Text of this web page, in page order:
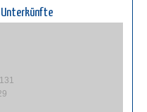
Unterkünfte
131